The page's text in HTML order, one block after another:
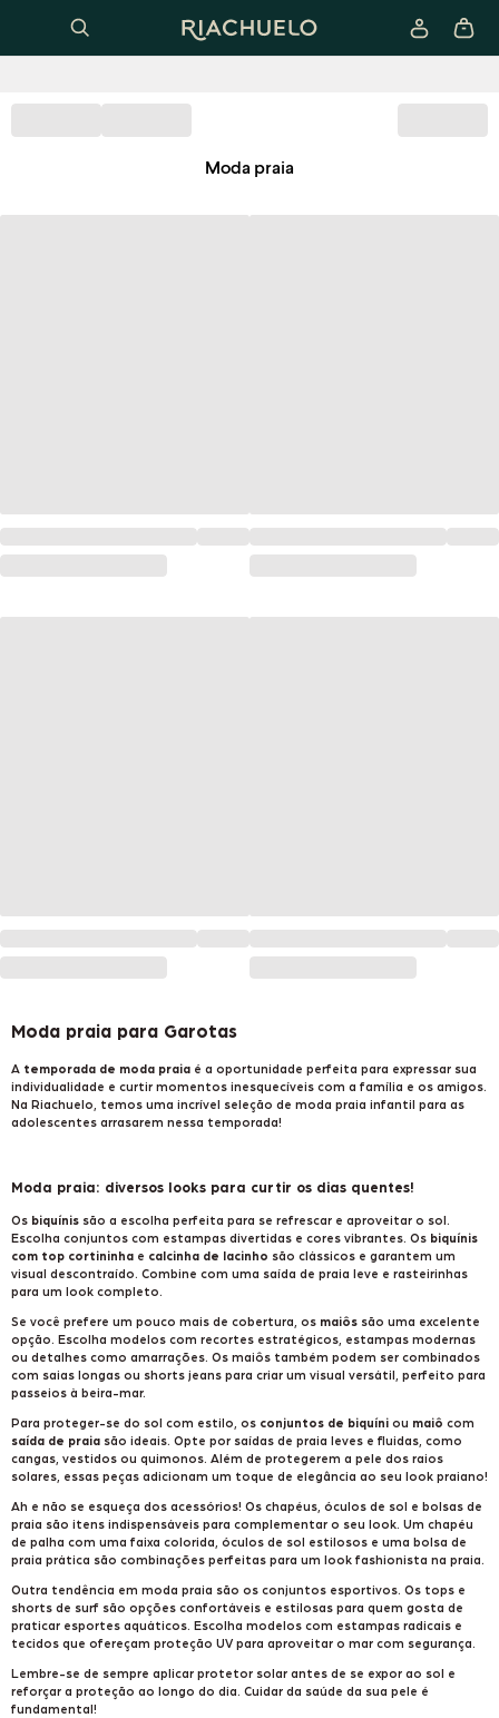
Moda praia
Moda praia para Garotas
A temporada de moda praia é a oportunidade perfeita para expressar sua
individualidade e curtir momentos inesquecíveis com a família e os amigos.
Na Riachuelo, temos uma incrível seleção de moda praia infantil para as
adolescentes arrasarem nessa temporada!
Moda praia: diversos looks para curtir os dias quentes!
Os biquínis são a escolha perfeita para se refrescar e aproveitar o sol.
Escolha conjuntos com estampas divertidas e cores vibrantes. Os biquínis
com top cortininha e calcinha de lacinho são clássicos e garantem um
visual descontraído. Combine com uma saída de praia leve e rasteirinhas
para um look completo.
Se você prefere um pouco mais de cobertura, os maiôs são uma excelente
opção. Escolha modelos com recortes estratégicos, estampas modernas
ou detalhes como amarrações. Os maiôs também podem ser combinados
com saias longas ou shorts jeans para criar um visual versátil, perfeito para
passeios à beira-mar.
Para proteger-se do sol com estilo, os conjuntos de biquíni ou maiô com
saída de praia são ideais. Opte por saídas de praia leves e fluidas, como
cangas, vestidos ou quimonos. Além de protegerem a pele dos raios
solares, essas peças adicionam um toque de elegância ao seu look praiano!
Ah e não se esqueça dos acessórios! Os chapéus, óculos de sol e bolsas de
praia são itens indispensáveis para complementar o seu look. Um chapéu
de palha com uma faixa colorida, óculos de sol estilosos e uma bolsa de
praia prática são combinações perfeitas para um look fashionista na praia.
Outra tendência em moda praia são os conjuntos esportivos. Os tops e
shorts de surf são opções confortáveis e estilosas para quem gosta de
praticar esportes aquáticos. Escolha modelos com estampas radicais e
tecidos que ofereçam proteção UV para aproveitar o mar com segurança.
Lembre-se de sempre aplicar protetor solar antes de se expor ao sol e
reforçar a proteção ao longo do dia. Cuidar da saúde da sua pele é
fundamental!